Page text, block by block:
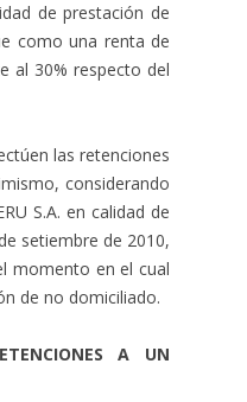
de prestación de
como una renta de
al 30% respecto del
las retenciones
considerando
S.A. en calidad de
setiembre de 2010,
momento en el cual
de no domiciliado.
A UN